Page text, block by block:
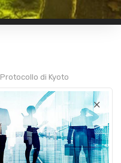
Protocollo di Kyoto